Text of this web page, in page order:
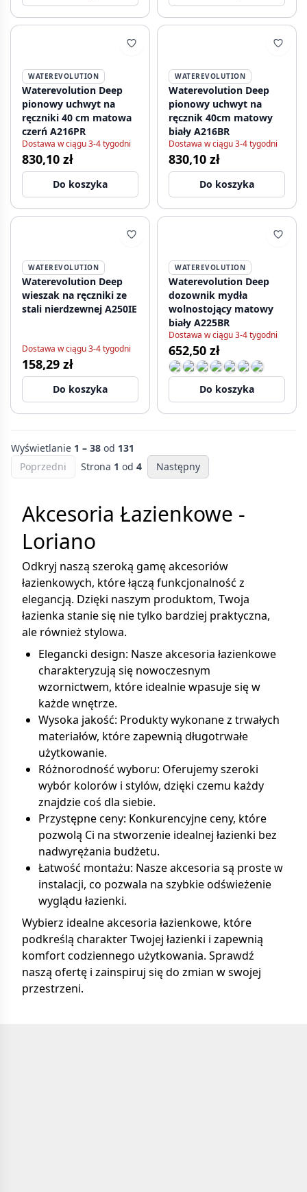
WATEREVOLUTION
Waterevolution Deep
pionowy uchwyt na
ręczniki 40 cm matowa
czerń A216PR
Dostawa w ciągu 3-4 tygodni
830,10 zł
Do koszyka
WATEREVOLUTION
Waterevolution Deep
pionowy uchwyt na
ręcznik 40cm matowy
biały A216BR
Dostawa w ciągu 3-4 tygodni
830,10 zł
Do koszyka
WATEREVOLUTION
Waterevolution Deep
wieszak na ręczniki ze
stali nierdzewnej A250IE
Dostawa w ciągu 3-4 tygodni
158,29 zł
Do koszyka
WATEREVOLUTION
Waterevolution Deep
dozownik mydła
wolnostojący matowy
biały A225BR
Dostawa w ciągu 3-4 tygodni
652,50 zł
Do koszyka
Wyświetlanie 1 – 38 od 131
Poprzedni
Strona 1 od 4 Następny
Akcesoria Łazienkowe -
Loriano
Odkryj naszą szeroką gamę akcesoriów
łazienkowych, które łączą funkcjonalność z
elegancją. Dzięki naszym produktom, Twoja
łazienka stanie się nie tylko bardziej praktyczna,
ale również stylowa.
Elegancki design: Nasze akcesoria łazienkowe
charakteryzują się nowoczesnym
wzornictwem, które idealnie wpasuje się w
każde wnętrze.
Wysoka jakość: Produkty wykonane z trwałych
materiałów, które zapewnią długotrwałe
użytkowanie.
Różnorodność wyboru: Oferujemy szeroki
wybór kolorów i stylów, dzięki czemu każdy
znajdzie coś dla siebie.
Przystępne ceny: Konkurencyjne ceny, które
pozwolą Ci na stworzenie idealnej łazienki bez
nadwyrężania budżetu.
Łatwość montażu: Nasze akcesoria są proste w
instalacji, co pozwala na szybkie odświeżenie
wyglądu łazienki.
Wybierz idealne akcesoria łazienkowe, które
podkreślą charakter Twojej łazienki i zapewnią
komfort codziennego użytkowania. Sprawdź
naszą ofertę i zainspiruj się do zmian w swojej
przestrzeni.